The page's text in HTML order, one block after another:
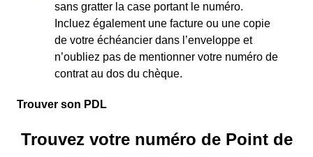
sans gratter la case portant le numéro.
Incluez également une facture ou une copie
de votre échéancier dans l’enveloppe et
n’oubliez pas de mentionner votre numéro de
contrat au dos du chèque.
Trouver son PDL